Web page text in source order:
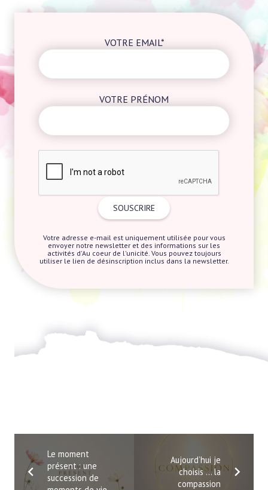
VOTRE EMAIL*
VOTRE PRÉNOM
Votre adresse e-mail est uniquement utilisée pour vous
envoyer notre newsletter et des informations sur les
activités d'Au coeur de l'unicité. Vous pouvez toujours
utiliser le lien de désinscription inclus dans la newsletter.
Le moment
présent : une
succession de
Aujourd’hui je
choisis … la
compassion